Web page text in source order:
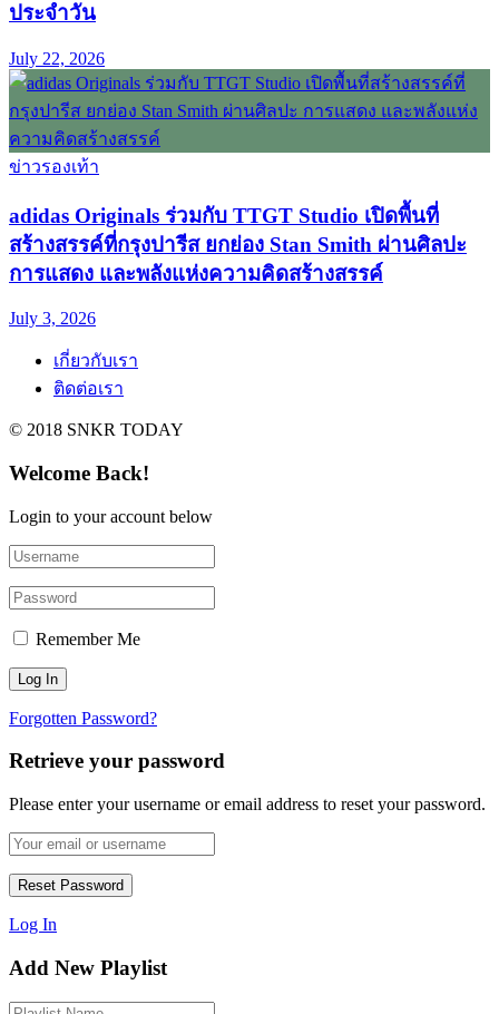
ประจำวัน
July 22, 2026
ข่าวรองเท้า
adidas Originals ร่วมกับ TTGT Studio เปิดพื้นที่
สร้างสรรค์ที่กรุงปารีส ยกย่อง Stan Smith ผ่านศิลปะ
การแสดง และพลังแห่งความคิดสร้างสรรค์
July 3, 2026
เกี่ยวกับเรา
ติดต่อเรา
© 2018 SNKR TODAY
Welcome Back!
Login to your account below
Remember Me
Forgotten Password?
Retrieve your password
Please enter your username or email address to reset your password.
Log In
Add New Playlist